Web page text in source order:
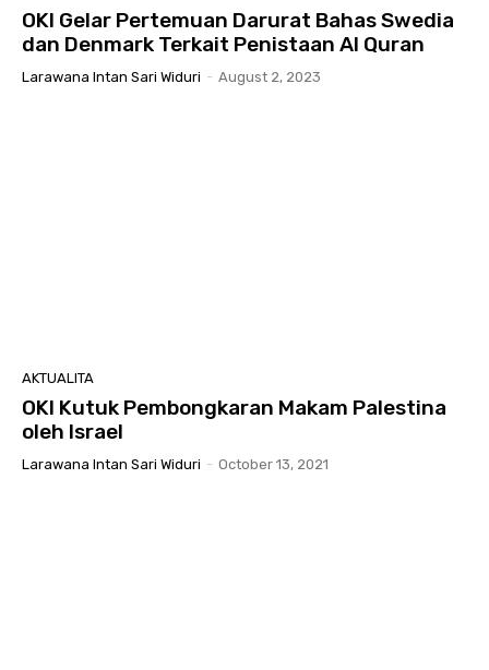
OKI Gelar Pertemuan Darurat Bahas Swedia
dan Denmark Terkait Penistaan Al Quran
Larawana Intan Sari Widuri - August 2, 2023
AKTUALITA
OKI Kutuk Pembongkaran Makam Palestina
oleh Israel
Larawana Intan Sari Widuri - October 13, 2021